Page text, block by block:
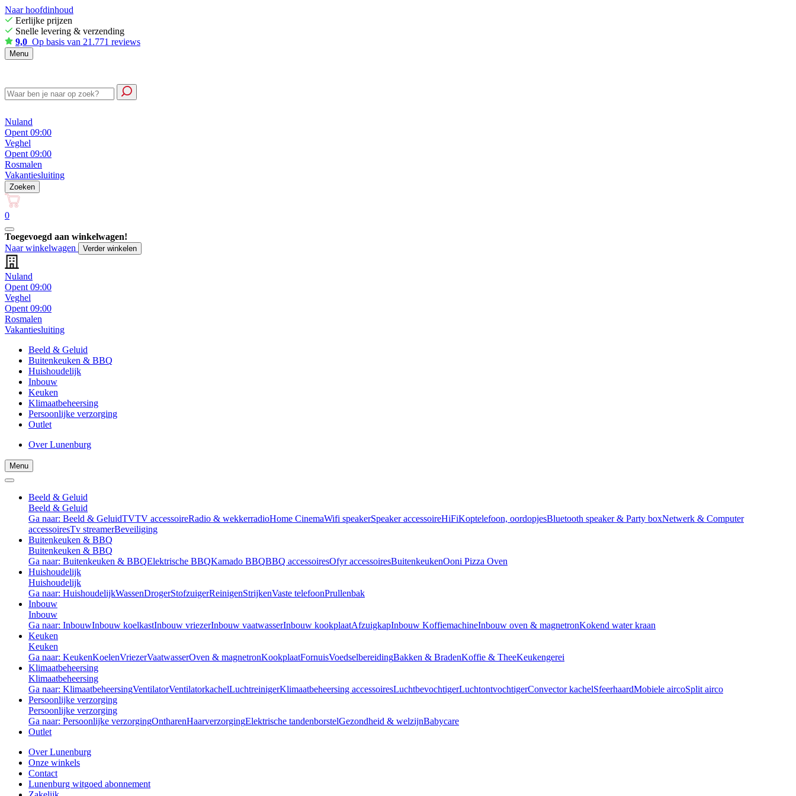
Naar hoofdinhoud
Eerlijke prijzen
Snelle levering & verzending
9,0 Op basis van 21.771 reviews
Menu
Nuland
Opent 09:00
Veghel
Opent 09:00
Rosmalen
Vakantiesluiting
Zoeken
0
Toegevoegd aan winkelwagen!
Naar winkelwagen
Verder winkelen
Nuland
Opent 09:00
Veghel
Opent 09:00
Rosmalen
Vakantiesluiting
Beeld & Geluid
Buitenkeuken & BBQ
Huishoudelijk
Inbouw
Keuken
Klimaatbeheersing
Persoonlijke verzorging
Outlet
Over Lunenburg
Menu
Beeld & Geluid
Beeld & Geluid
Ga naar: Beeld & GeluidTVTV accessoireRadio & wekkerradioHome CinemaWifi speakerSpeaker accessoireHiFiKoptelefoon, oordopjesBluetooth speaker & Party boxNetwerk & Computer
accessoiresTv streamerBeveiliging
Buitenkeuken & BBQ
Buitenkeuken & BBQ
Ga naar: Buitenkeuken & BBQElektrische BBQKamado BBQBBQ accessoiresOfyr accessoiresBuitenkeukenOoni Pizza Oven
Huishoudelijk
Huishoudelijk
Ga naar: HuishoudelijkWassenDrogerStofzuigerReinigenStrijkenVaste telefoonPrullenbak
Inbouw
Inbouw
Ga naar: InbouwInbouw koelkastInbouw vriezerInbouw vaatwasserInbouw kookplaatAfzuigkapInbouw KoffiemachineInbouw oven & magnetronKokend water kraan
Keuken
Keuken
Ga naar: KeukenKoelenVriezerVaatwasserOven & magnetronKookplaatFornuisVoedselbereidingBakken & BradenKoffie & TheeKeukengerei
Klimaatbeheersing
Klimaatbeheersing
Ga naar: KlimaatbeheersingVentilatorVentilatorkachelLuchtreinigerKlimaatbeheersing accessoiresLuchtbevochtigerLuchtontvochtigerConvector kachelSfeerhaardMobiele aircoSplit airco
Persoonlijke verzorging
Persoonlijke verzorging
Ga naar: Persoonlijke verzorgingOntharenHaarverzorgingElektrische tandenborstelGezondheid & welzijnBabycare
Outlet
Over Lunenburg
Onze winkels
Contact
Lunenburg witgoed abonnement